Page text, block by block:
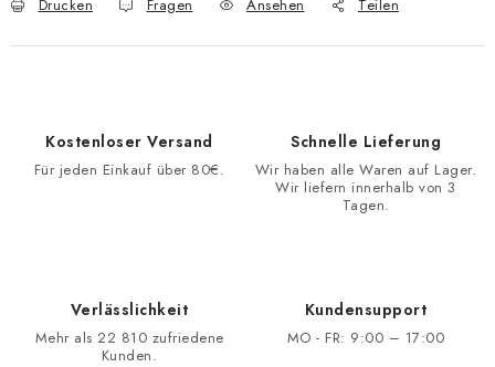
Drucken Fragen Ansehen Teilen
Kostenloser Versand
Für jeden Einkauf über 80€.
Schnelle Lieferung
Wir haben alle Waren auf Lager.
Wir liefern innerhalb von 3
Tagen.
Verlässlichkeit
Mehr als 22 810 zufriedene
Kunden.
Kundensupport
MO - FR: 9:00 – 17:00